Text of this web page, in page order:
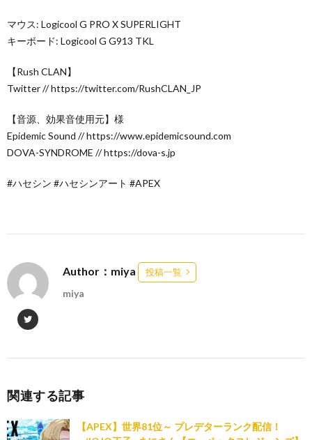
マウス: Logicool G PRO X SUPERLIGHT
キーボード: Logicool G G913 TKL
【Rush CLAN】
Twitter // https://twitter.com/RushCLAN_JP
【音源、効果音使用元】様
Epidemic Sound // https://www.epidemicsound.com
DOVA-SYNDROME // https://dova-s.jp
#ハセシン #ハセシンアート #APEX
Author：miya 投稿一覧
miya
関連する記事
【APEX】世界81位～ プレデターランク配信！